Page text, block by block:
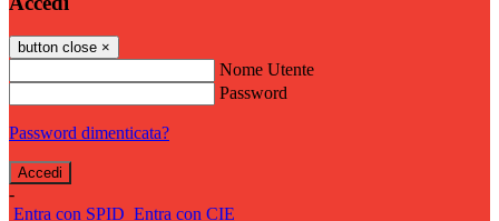
button close ×
Nome Utente
Password
Password dimenticata?
-
Entra con SPID Entra con CIE